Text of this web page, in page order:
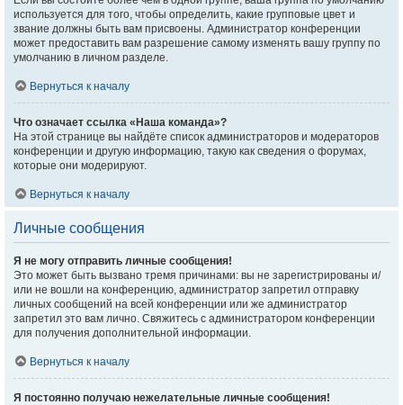
используется для того, чтобы определить, какие групповые цвет и
звание должны быть вам присвоены. Администратор конференции
может предоставить вам разрешение самому изменять вашу группу по
умолчанию в личном разделе.
Вернуться к началу
Что означает ссылка «Наша команда»?
На этой странице вы найдёте список администраторов и модераторов
конференции и другую информацию, такую как сведения о форумах,
которые они модерируют.
Вернуться к началу
Личные сообщения
Я не могу отправить личные сообщения!
Это может быть вызвано тремя причинами: вы не зарегистрированы и/
или не вошли на конференцию, администратор запретил отправку
личных сообщений на всей конференции или же администратор
запретил это вам лично. Свяжитесь с администратором конференции
для получения дополнительной информации.
Вернуться к началу
Я постоянно получаю нежелательные личные сообщения!